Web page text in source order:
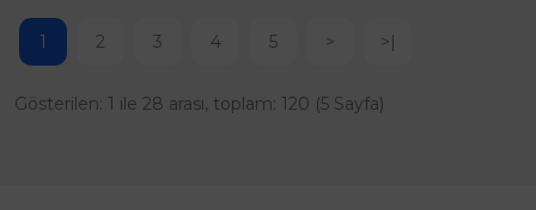
1 2 3 4 5 > >|
Gösterilen: 1 ile 28 arası, toplam: 120 (5 Sayfa)